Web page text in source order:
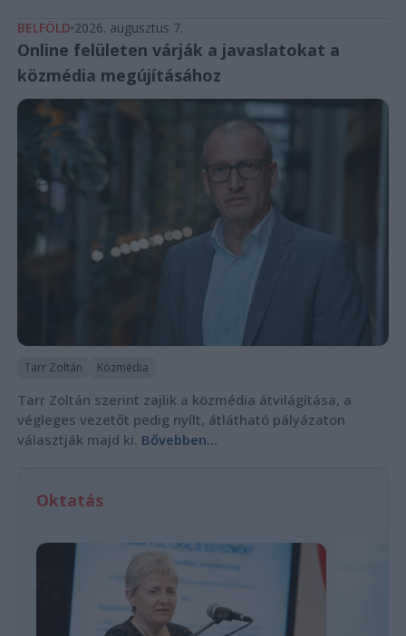
BELFÖLD 2026. augusztus 7.
Online felületen várják a javaslatokat a
közmédia megújításához
Tarr Zoltán Közmédia
Tarr Zoltán szerint zajlik a közmédia átvilágítása, a
végleges vezetőt pedig nyílt, átlátható pályázaton
választják majd ki. Bővebben...
Oktatás